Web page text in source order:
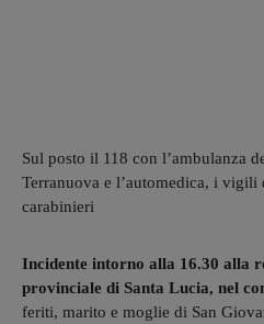
Sul posto il 118 con l’ambulanza
Terranuova e l’automedica, i
carabinieri
Incidente intorno alla 16.30 alla
provinciale di Santa Lucia, nel
feriti, marito e moglie di San